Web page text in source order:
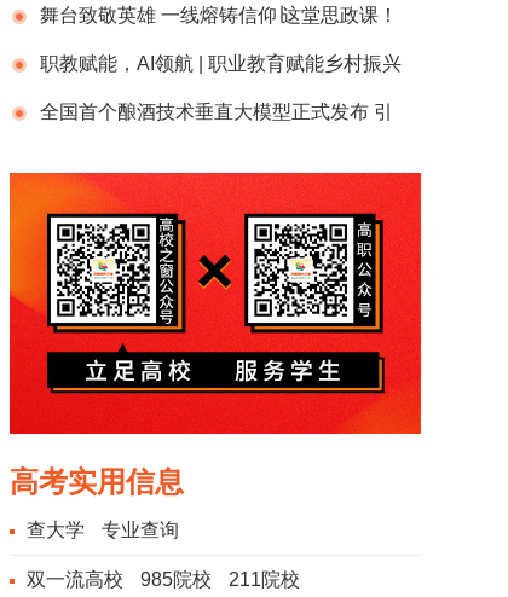
业技术学院人工智能创新发展工作对接会成功
举办
舞台致敬英雄 一线熔铸信仰∣这堂思政课！
燃起来了！
职教赋能，AI领航 | 职业教育赋能乡村振兴
对接仪式暨首届温州青年AI创业创新大赛圆满
全国首个酿酒技术垂直大模型正式发布 引
高考实用信息
查大学 专业查询
双一流高校 985院校 211院校